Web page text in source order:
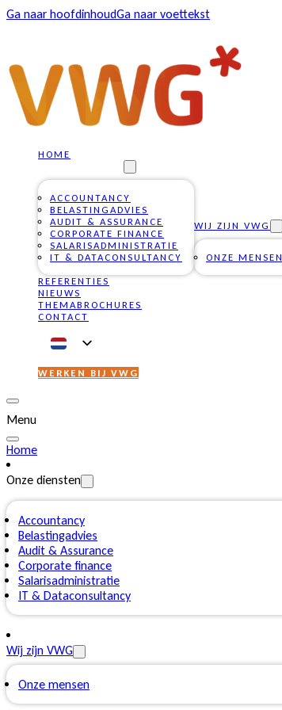
Ga naar hoofdinhoudGa naar voettekst
HOME
ACCOUNTANCY
BELASTINGADVIES
AUDIT & ASSURANCE
CORPORATE FINANCE
SALARISADMINISTRATIE
IT & DATACONSULTANCY
WIJ ZIJN VWG
ONZE MENSEN
REFERENTIES
NIEUWS
THEMABROCHURES
CONTACT
WERKEN BIJ VWG
Menu
Home
Onze diensten
Accountancy
Belastingadvies
Audit & Assurance
Corporate finance
Salarisadministratie
IT & Dataconsultancy
Wij zijn VWG
Onze mensen